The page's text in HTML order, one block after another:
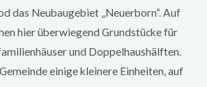
das Neubaugebiet „Neuerborn“. Auf
hier überwiegend Grundstücke für
und Doppelhaushälften.
einige kleinere Einheiten, auf